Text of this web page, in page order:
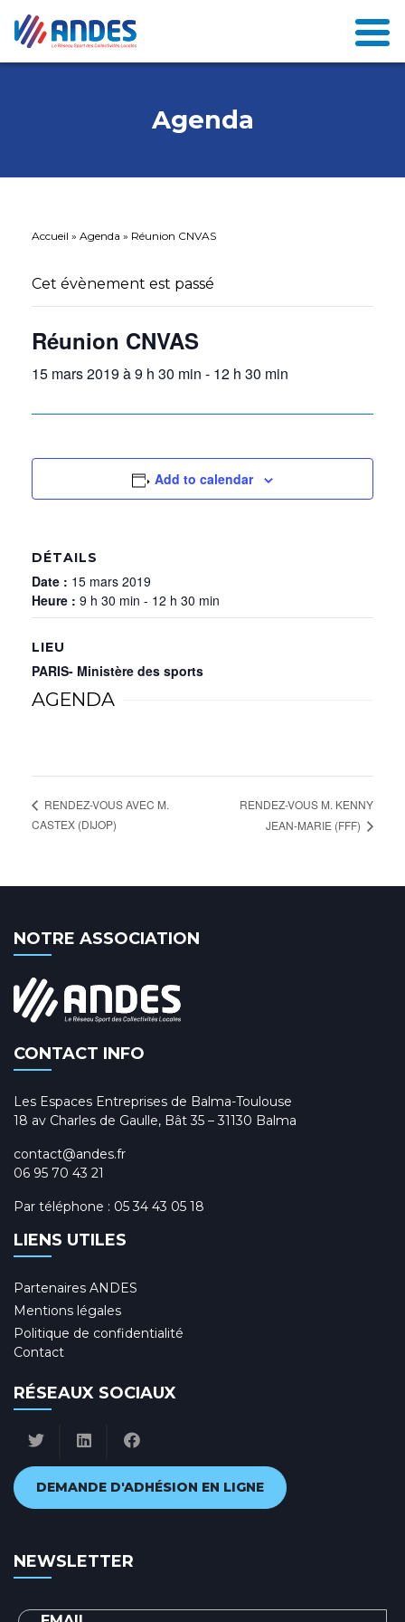
Agenda
Accueil » Agenda » Réunion CNVAS
Cet évènement est passé
Réunion CNVAS
15 mars 2019 à 9 h 30 min - 12 h 30 min
Add to calendar
DÉTAILS
Date : 15 mars 2019
Heure : 9 h 30 min - 12 h 30 min
LIEU
PARIS- Ministère des sports
AGENDA
RENDEZ-VOUS AVEC M.
CASTEX (DIJOP)
RENDEZ-VOUS M. KENNY
JEAN-MARIE (FFF)
NOTRE ASSOCIATION
CONTACT INFO
Les Espaces Entreprises de Balma-Toulouse
18 av Charles de Gaulle, Bât 35 – 31130 Balma
contact@andes.fr
06 95 70 43 21
Par téléphone : 05 34 43 05 18
LIENS UTILES
Partenaires ANDES
Mentions légales
Politique de confidentialité
Contact
RÉSEAUX SOCIAUX
DEMANDE D'ADHÉSION EN LIGNE
NEWSLETTER